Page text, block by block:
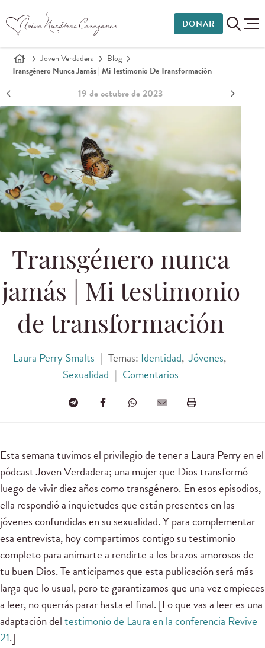
DONAR
Joven Verdadera
Blog
Transgénero Nunca Jamás | Mi Testimonio De Transformación
19 de octubre de 2023
Transgénero nunca
jamás | Mi testimonio
de transformación
Laura Perry Smalts | Temas: Identidad,Jóvenes,
Sexualidad | Comentarios
Esta semana tuvimos el privilegio de tener a Laura Perry en el
pódcast Joven Verdadera; una mujer que Dios transformó
luego de vivir diez años como transgénero. En esos episodios,
ella respondió a inquietudes que están presentes en las
jóvenes confundidas en su sexualidad. Y para complementar
esa entrevista, hoy compartimos contigo su testimonio
completo para animarte a rendirte a los brazos amorosos de
tu buen Dios. Te anticipamos que esta publicación será más
larga que lo usual, pero te garantizamos que una vez empieces
a leer, no querrás parar hasta el final. [Lo que vas a leer es una
adaptación deltestimonio de Laura en la conferencia Revive
21.]